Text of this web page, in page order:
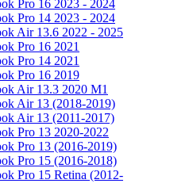
Pro 16 2023 - 2024
Pro 14 2023 - 2024
Air 13.6 2022 - 2025
Pro 16 2021
Pro 14 2021
Pro 16 2019
Air 13.3 2020 M1
Air 13 (2018-2019)
Air 13 (2011-2017)
Pro 13 2020-2022
Pro 13 (2016-2019)
Pro 15 (2016-2018)
Pro 15 Retina (2012-